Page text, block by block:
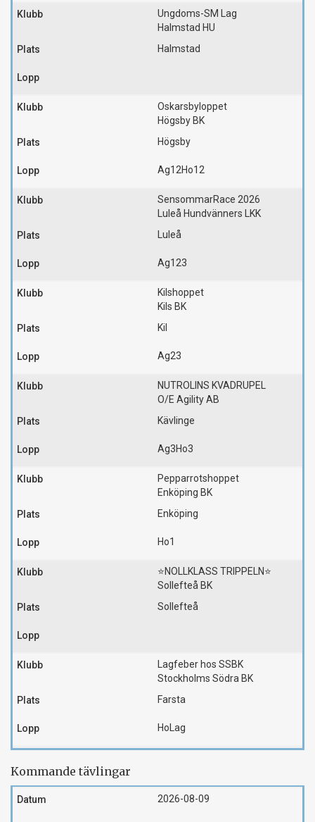
Ungdoms-SM Lag
Halmstad HU
Halmstad
Oskarsbyloppet
Högsby BK
Högsby
Ag12Ho12
SensommarRace 2026
Luleå Hundvänners LKK
Luleå
Ag123
Kilshoppet
Kils BK
Kil
Ag23
NUTROLINS KVADRUPEL
O/E Agility AB
Kävlinge
Ag3Ho3
Pepparrotshoppet
Enköping BK
Enköping
Ho1
⭐️NOLLKLASS TRIPPELN⭐️
Sollefteå BK
Sollefteå
Lagfeber hos SSBK
Stockholms Södra BK
Farsta
HoLag
Kommande tävlingar
2026-08-09